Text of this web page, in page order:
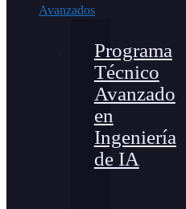
Avanzados
Programa
Técnico
Avanzado
en
Ingeniería
de IA